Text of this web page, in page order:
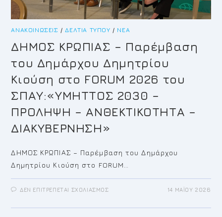
ΑΝΑΚΟΙΝΏΣΕΙΣ /ΔΕΛΤΊΑ ΤΎΠΟΥ / ΝΈΑ
ΔΗΜΟΣ ΚΡΩΠΙΑΣ – Παρέμβαση
του Δημάρχου Δημητρίου
Κιούση στο FORUM 2026 του
ΣΠΑΥ:«ΥΜΗΤΤΟΣ 2030 –
ΠΡΟΛΗΨΗ – ΑΝΘΕΚΤΙΚΟΤΗΤΑ –
ΔΙΑΚΥΒΕΡΝΗΣΗ»
ΔΗΜΟΣ ΚΡΩΠΙΑΣ – Παρέμβαση του Δημάρχου
Δημητρίου Κιούση στο FORUM…
ΔΕΝ ΕΠΙΤΡΈΠΕΤΑΙ ΣΧΟΛΙΑΣΜΌΣΣΤΟ
–
14 ΜΑΪ́ΟΥ 2026